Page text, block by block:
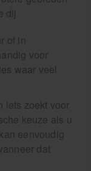
dij
of in
voor
waar veel
iets zoekt voor
keuze als u
eenvoudig
dat